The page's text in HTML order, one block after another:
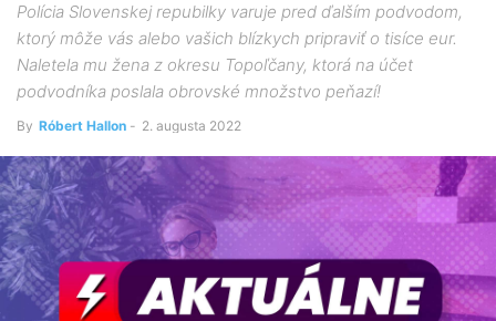
Polícia Slovenskej repubilky varuje pred ďalším podvodom,
ktorý môže vás alebo vašich blízkych pripraviť o tisíce eur.
Naletela mu žena z okresu Topoľčany, ktorá na účet
podvodníka poslala obrovské množstvo peňazí!
By Róbert Hallon - 2. augusta 2022